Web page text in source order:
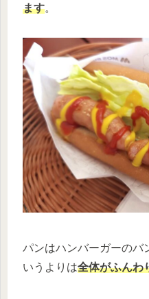
ます。
パンはハンバーガーのバ
いうよりは全体がふんわ